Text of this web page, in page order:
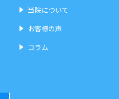
当院について
お客様の声
コラム